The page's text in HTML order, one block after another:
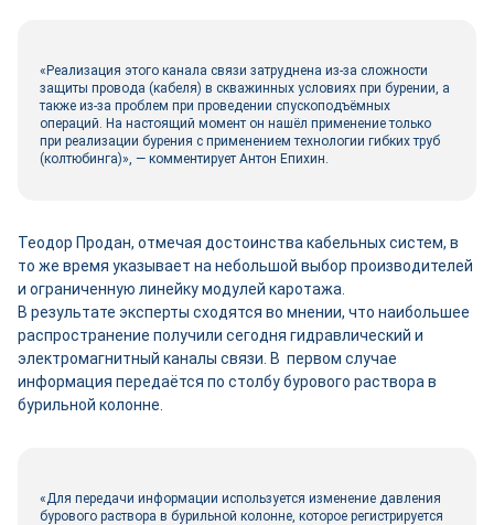
«Реализация этого канала связи затруднена из-за сложности
защиты провода (кабеля) в скважинных условиях при бурении, а
также из-за проблем при проведении спускоподъёмных
операций. На настоящий момент он нашёл применение только
при реализации бурения с применением технологии гибких труб
(колтюбинга)», — комментирует Антон Епихин.
Теодор Продан, отмечая достоинства кабельных систем, в
то же время указывает на небольшой выбор производителей
и ограниченную линейку модулей каротажа.
В результате эксперты сходятся во мнении, что наибольшее
распространение получили сегодня гидравлический и
электромагнитный каналы связи. В первом случае
информация передаётся по столбу бурового раствора в
бурильной колонне.
«Для передачи информации используется изменение давления
бурового раствора в бурильной колонне, которое регистрируется